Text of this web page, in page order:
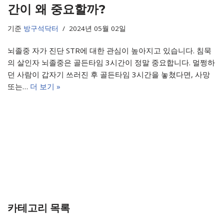
간이 왜 중요할까?
기준 방구석닥터 2024년 05월 02일
뇌졸중 자가 진단 STR에 대한 관심이 높아지고 있습니다. 침묵
의 살인자 뇌졸중은 골든타임 3시간이 정말 중요합니다. 멀쩡하
던 사람이 갑자기 쓰러진 후 골든타임 3시간을 놓쳤다면, 사망
또는… 더 보기 »
카테고리 목록